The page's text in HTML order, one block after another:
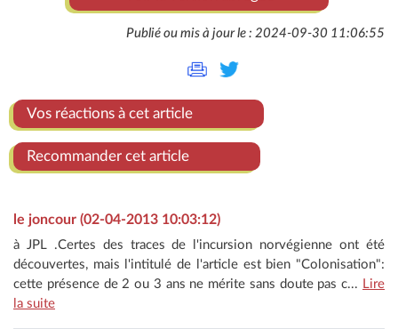
Publié ou mis à jour le : 2024-09-30 11:06:55
Vos réactions à cet article
Recommander cet article
le joncour (02-04-2013 10:03:12)
à JPL .Certes des traces de l'incursion norvégienne ont été
découvertes, mais l'intitulé de l'article est bien "Colonisation":
cette présence de 2 ou 3 ans ne mérite sans doute pas c... Lire
la suite